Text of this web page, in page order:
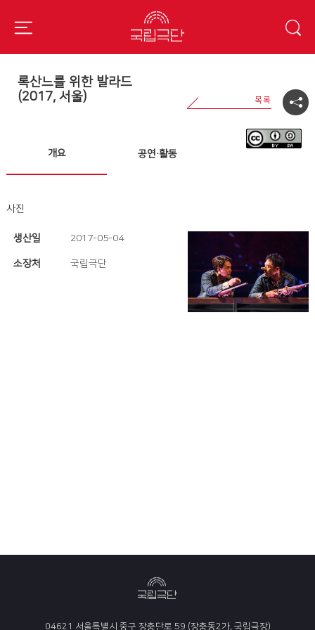
록산느를 위한 발라드
(2017, 서울)
개요 공연·활동
사진
생산일 2017-05-04
소장처 국립극단
04621 서울특별시 중구 장충단로 59 (장충동2가, 국립극장)